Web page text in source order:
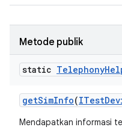
Metode publik
static Telephony
getSimInfo(ITest
Mendapatkan informasi